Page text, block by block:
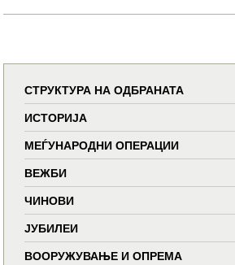
СТРУКТУРА НА ОДБРАНАТА
ИСТОРИЈА
МЕЃУНАРОДНИ ОПЕРАЦИИ
ВЕЖБИ
ЧИНОВИ
ЈУБИЛЕИ
ВООРУЖУВАЊЕ И ОПРЕМА